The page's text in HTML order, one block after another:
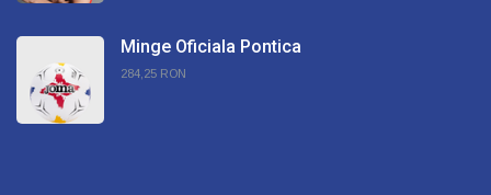
Minge Oficiala Pontica
284,25 RON